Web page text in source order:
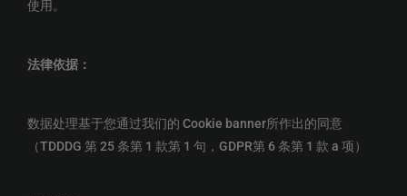
使用。
法律依据：
数据处理基于您通过我们的 Cookie banner所作出的同意
（TDDDG 第 25 条第 1 款第 1 句，GDPR第 6 条第 1 款 a 项）